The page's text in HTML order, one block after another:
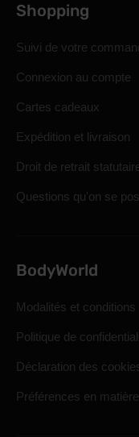
Shopping
Suivi de votre
Connexion au compte
Cartes cadeaux
Expédition et livraison
Droit de retrait
Questions qu'on se
BodyWorld
Modalités et conditions
Politique de
Déclaration des
Préférences en